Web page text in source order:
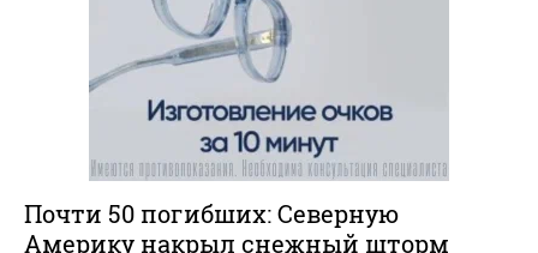
Почти 50 погибших: Северную
Америку накрыл снежный шторм